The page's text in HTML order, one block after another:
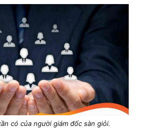
có của người giám đốc sàn giỏi.